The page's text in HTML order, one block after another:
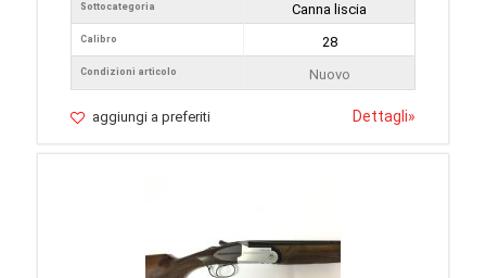
Sottocategoria
Calibro
Condizioni articolo
Canna liscia
28
Nuovo
aggiungi a preferiti Dettagli»